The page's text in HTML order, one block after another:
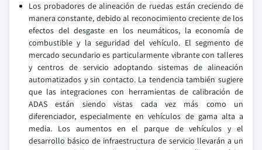
Los probadores de alineación de ruedas están creciendo de
manera constante, debido al reconocimiento creciente de los
efectos del desgaste en los neumáticos, la economía de
combustible y la seguridad del vehículo. El segmento de
mercado secundario es particularmente vibrante con talleres
y centros de servicio adoptando sistemas de alineación
automatizados y sin contacto. La tendencia también sugiere
que las integraciones con herramientas de calibración de
ADAS están siendo vistas cada vez más como un
diferenciador, especialmente en vehículos de gama alta a
media. Los aumentos en el parque de vehículos y el
desarrollo básico de infraestructura de servicio llevarán a un